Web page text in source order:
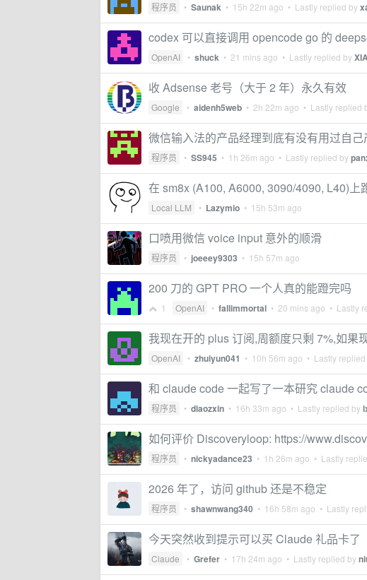
程序员 • Saunak • 15h 22m ago • Lastly replied by
codex 可以直接调用 opencode go 的
OpenAI • shuck • 21 mins ago • Lastly replied by
收 Adsense 老号（大于 2 年）永久有效
Google • aidenh5web • 2h 22m ago • Lastly replied
微信输入法的产品经理到底有没有用过自己
程序员 • SS945 • 1h 26m ago • Lastly replied by
在 sm8x (A100, A6000, 3090/4090, L40)
Local LLM • Lazymio • 15h 53m ago
口喷用微信 voice input 意外的顺滑
程序员 • joeeey9303 • 15h 57m ago
200 刀的 GPT PRO 一个人真的能蹬完吗
1 OpenAI • fallimmortal • 20 mins ago • Lastly
我现在开的 plus 订阅,周额度只剩 7%,如果
OpenAI • zhuiyun041 • 10h 56m ago • Lastly
和 claude code 一起写了一本研究 claude
程序员 • diaozxin • 16h 33m ago • Lastly replied by
如何评价 Discoveryloop: https://
程序员 • nickyadance23 • 1h 26m ago • Lastly
2026 年了，访问 github 还是不稳定
程序员 • shawnwang340 • 16h 58m ago • Lastly
今天突然收到提示可以买 Claude 礼品卡了
Claude • Grefer • 17h 24m ago • Lastly replied by